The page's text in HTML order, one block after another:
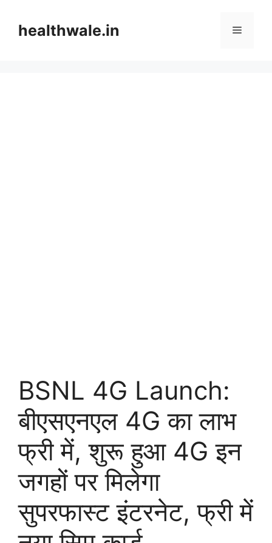
contenthealthwale.in Menu
BSNL 4G Launch:
बीएसएनएल 4G का लाभ
फ्री में, शुरू हुआ 4G इन
जगहों पर मिलेगा
सुपरफास्ट इंटरनेट, फ्री में